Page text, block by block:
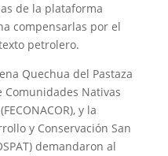
de la plataforma
compensarlas por el
petrolero.
Quechua del Pastaza
Comunidades Nativas
y la
y Conservación San
demandaron al